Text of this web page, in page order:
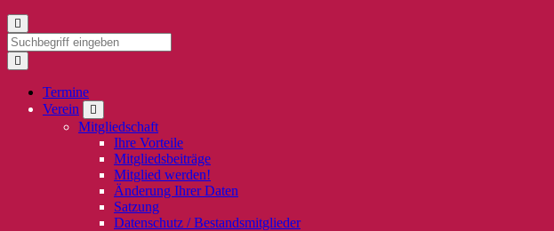
Termine
Verein
Mitgliedschaft
Ihre Vorteile
Mitgliedsbeiträge
Mitglied werden!
Änderung Ihrer Daten
Satzung
Datenschutz / Bestandsmitglieder